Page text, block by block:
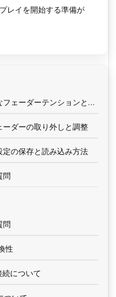
レイを開始する準備が
Rane DJ SEVENTY-TWO｜調整可能なフェーダーテンションとカットインの設定
ダーの取り外しと調整
の保存と読み込み方法
問
問
性
について